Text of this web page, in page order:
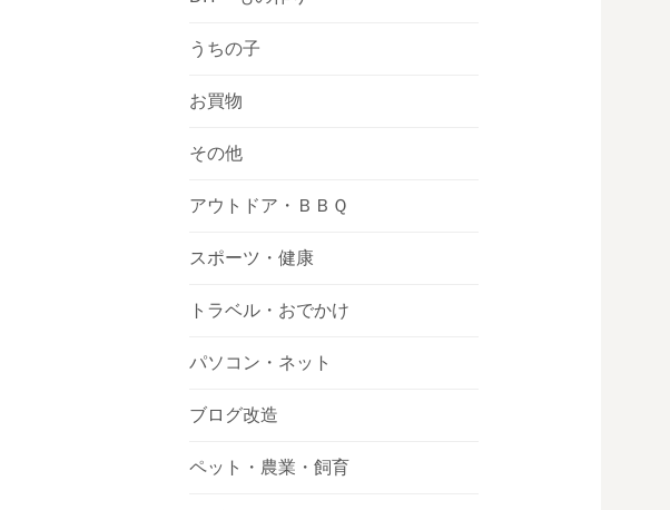
うちの子
お買物
その他
アウトドア・ＢＢＱ
スポーツ・健康
トラベル・おでかけ
パソコン・ネット
ブログ改造
ペット・農業・飼育